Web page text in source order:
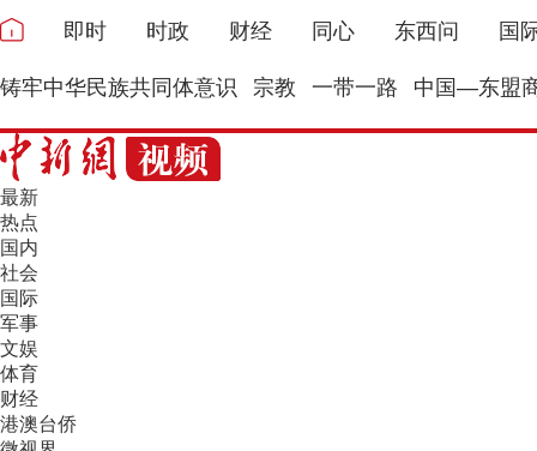
即时 时政 财经 同心 东西问 国
铸牢中华民族共同体意识 宗教 一带一路 中国—东盟
最新
热点
国内
社会
国际
军事
文娱
体育
财经
港澳台侨